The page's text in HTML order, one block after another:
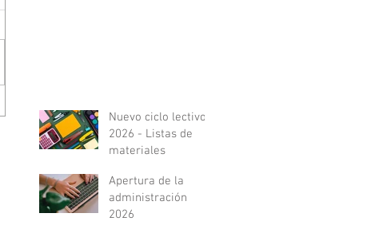
Nuevo ciclo lectivo
2026 - Listas de
materiales
Apertura de la
administración
2026